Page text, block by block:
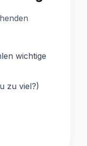
wichtige
zu viel?)